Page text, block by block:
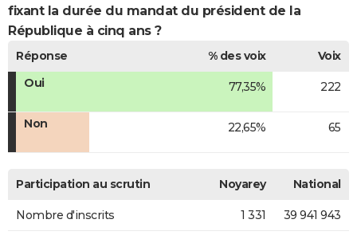
fixant la durée du mandat du président de la
République à cinq ans ?
Réponse % des voix
Voix
Oui
77,35% 222
Non 22,65% 65
Participation au scrutin Noyarey National
Nombre d'inscrits 1 331 39 941 943